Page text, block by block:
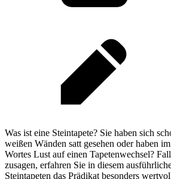
Was ist eine Steintapete? Sie haben sich
weißen Wänden satt gesehen oder haben
Wortes Lust auf einen Tapetenwechsel?
zusagen, erfahren Sie in diesem
Steintapeten das Prädikat besonders